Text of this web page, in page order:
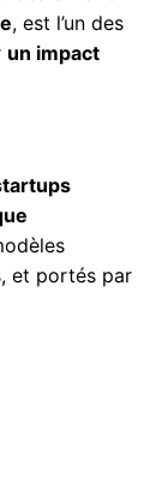
, est l’un des
un impact
et portés par